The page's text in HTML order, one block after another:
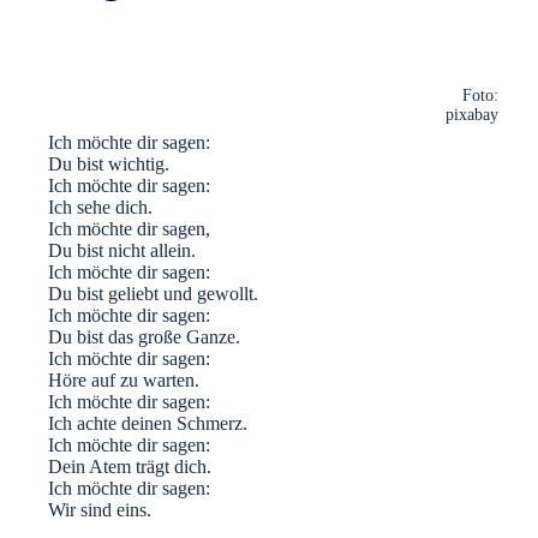
Foto:
pixabay
Ich möchte dir sagen:
Du bist wichtig.
Ich möchte dir sagen:
Ich sehe dich.
Ich möchte dir sagen,
Du bist nicht allein.
Ich möchte dir sagen:
Du bist geliebt und gewollt.
Ich möchte dir sagen:
Du bist das große Ganze.
Ich möchte dir sagen:
Höre auf zu warten.
Ich möchte dir sagen:
Ich achte deinen Schmerz.
Ich möchte dir sagen:
Dein Atem trägt dich.
Ich möchte dir sagen:
Wir sind eins.